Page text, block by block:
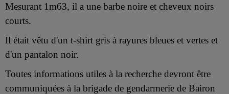
Mesurant 1m63, il a une barbe noire et cheveux noirs
courts.
Il était vêtu d'un t-shirt gris à rayures bleues et vertes et
d'un pantalon noir.
Toutes informations utiles à la recherche devront être
communiquées à la brigade de gendarmerie de Bairon